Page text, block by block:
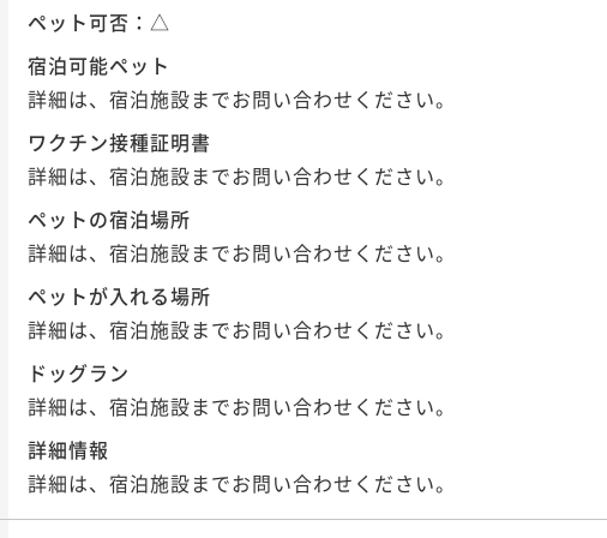
ペット可否： △
宿泊可能ペット
詳細は、宿泊施設までお問い合わせください。
ワクチン接種証明書
詳細は、宿泊施設までお問い合わせください。
ペットの宿泊場所
詳細は、宿泊施設までお問い合わせください。
ペットが入れる場所
詳細は、宿泊施設までお問い合わせください。
ドッグラン
詳細は、宿泊施設までお問い合わせください。
詳細情報
詳細は、宿泊施設までお問い合わせください。